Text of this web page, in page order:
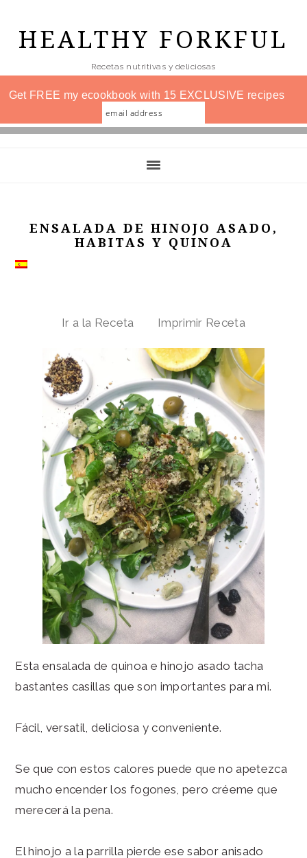
main
content
HEALTHY FORKFUL
Recetas nutritivas y deliciosas
Get FREE my ecookbook with 15 EXCLUSIVE recipes
ENSALADA DE HINOJO ASADO,
HABITAS Y QUINOA
Ir a la Receta Imprimir Receta
Esta ensalada de quinoa e hinojo asado tacha
bastantes casillas que son importantes para mi.
Fácil, versatil, deliciosa y conveniente.
Se que con estos calores puede que no apetezca
mucho encender los fogones, pero créeme que
merecerá la pena.
El hinojo a la parrilla pierde ese sabor anisado